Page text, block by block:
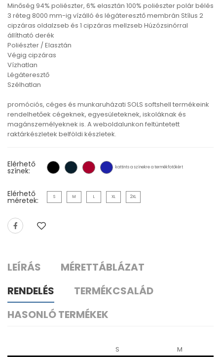
Minőség 94% poliészter, 6% elasztán 100% poliészter polár bélés
3 réteg 8000 mm-ig vízálló és légáteresztő membrán Stílus 2
cipzáras oldalzseb és 1 cipzáras mellzseb Húzózsinórral
állítható derék
Poliészter / Elasztán
Végig cipzáras
Vízhatlan
Légáteresztő
Szélhatlan
promóciós, céges és munkaruházati SOLS softshell termékeink
rendelhetőek cégeknek, egyesületeknek, iskoláknak és
magánszemélyeknek is. A weboldalunkon feltüntetett
raktárkészletek belföldi készletek.
Elérhető
színek: kattints a színekre a termékfotókért
Elérhető
méretek: S M L XL 2XL
LEÍRÁS
MÉRETTÁBLÁZAT
RENDELÉS
TERMÉKCSALÁD
HASONLÓ TERMÉKEK
S M